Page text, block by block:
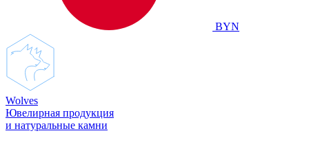
BYN
Wolves
Ювелирная продукция
и натуральные камни